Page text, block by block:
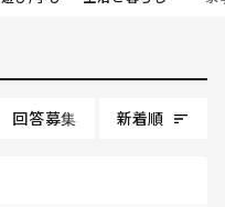
回答募集 新着順